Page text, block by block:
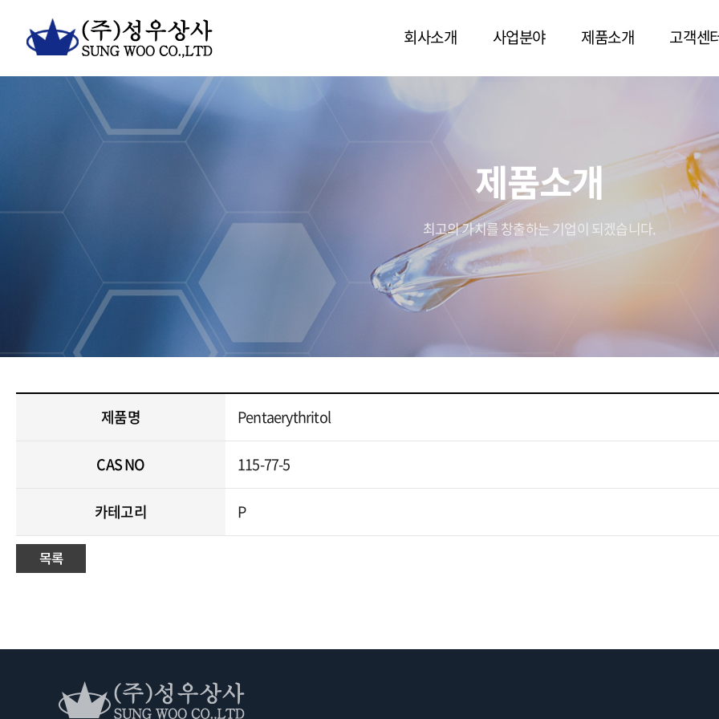
회사소개 사업분야 제품소개 고객센
제품소개
최고의 가치를 창출하는 기업이 되겠습니다.
제품명 Pentaerythritol
CAS NO 115-77-5
카테고리 P